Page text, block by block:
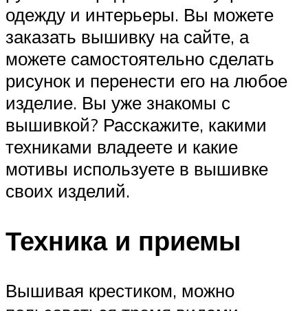
одежду и интерьеры. Вы можете
заказать вышивку на сайте, а
можете самостоятельно сделать
рисунок и перенести его на любое
изделие. Вы уже знакомы с
вышивкой? Расскажите, какими
техниками владеете и какие
мотивы используете в вышивке
своих изделий.
Техника и приемы
Вышивая крестиком, можно